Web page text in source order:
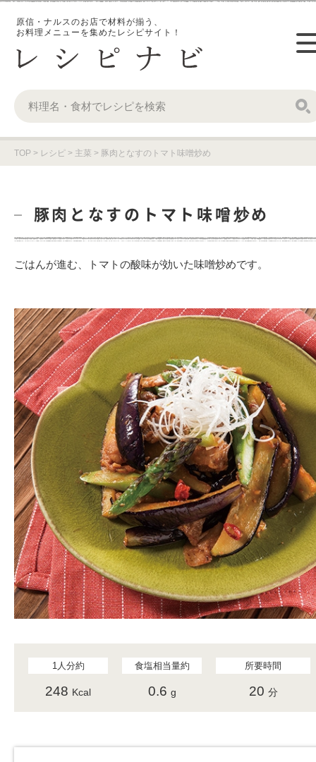
原信・ナルスのお店で材料が揃う、
お料理メニューを集めたレシピサイト！
TOP > レシピ > 主菜 > 豚肉となすのトマト味噌炒め
豚肉となすのトマト味噌炒め
ごはんが進む、トマトの酸味が効いた味噌炒めです。
1人分約
248 Kcal
食塩相当量約
0.6 g
所要時間
20 分